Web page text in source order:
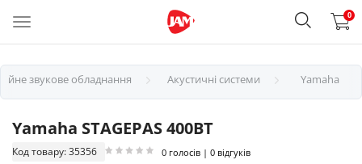
0
звукове обладнання Акустичні системи Yamaha
Yamaha STAGEPAS 400BT
Код товару: 35356 0 голосів | 0 відгуків